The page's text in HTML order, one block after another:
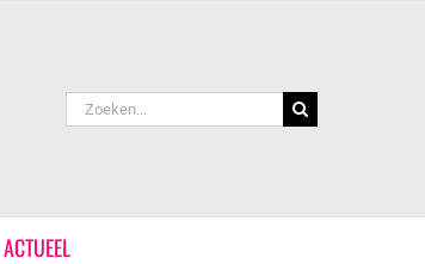
Zoeken
naar:
ACTUEEL